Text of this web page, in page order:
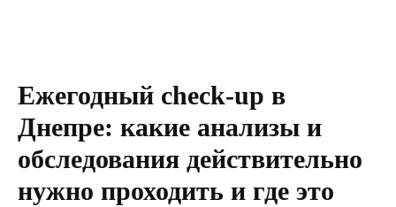
Ежегодный check-up в
Днепре: какие анализы и
обследования действительно
нужно проходить и где это